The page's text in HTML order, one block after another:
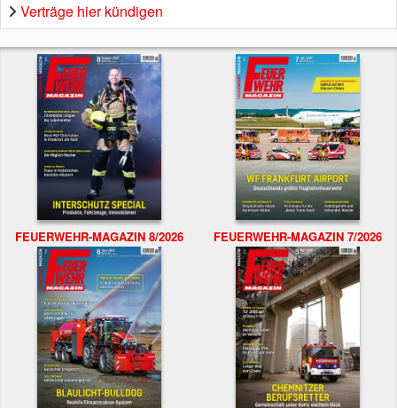
Verträge hier kündigen
FEUERWEHR-MAGAZIN 8/2026 FEUERWEHR-MAGAZIN 7/2026